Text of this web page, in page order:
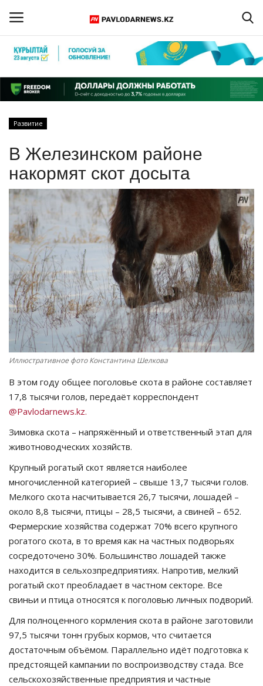
Регистрация
Главная
КАЗАХСТАН
МИР
СПЕЦПРОЕКТЫ
СПОРТ
Чек-лист
РАЗВЛЕЧЕНИЯ
Курултай
Язык
Развитие
В Железинском районе
накормят скот досыта
Иллюстративное фото Константина Шелкова
В этом году общее поголовье скота в районе составляет
17,8 тысячи голов, передаёт корреспондент
@Pavlodarnews.kz.
Зимовка скота – напряжённый и ответственный этап для
животноводческих хозяйств.
Крупный рогатый скот является наиболее
многочисленной категорией – свыше 13,7 тысячи голов.
Мелкого скота насчитывается 26,7 тысячи, лошадей –
около 8,8 тысячи, птицы – 28,5 тысячи, а свиней – 652.
Фермерские хозяйства содержат 70% всего крупного
рогатого скота, в то время как на частных подворьях
сосредоточено 30%. Большинство лошадей также
находится в сельхозпредприятиях. Напротив, мелкий
рогатый скот преобладает в частном секторе. Все
свиньи и птица относятся к поголовью личных подворий.
Для полноценного кормления скота в районе заготовили
97,5 тысячи тонн грубых кормов, что считается
достаточным объёмом. Параллельно идёт подготовка к
предстоящей кампании по воспроизводству стада. Все
сельскохозяйственные предприятия и частные